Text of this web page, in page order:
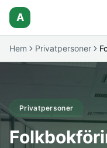
A
Hem Privatpersoner
Privatpersoner